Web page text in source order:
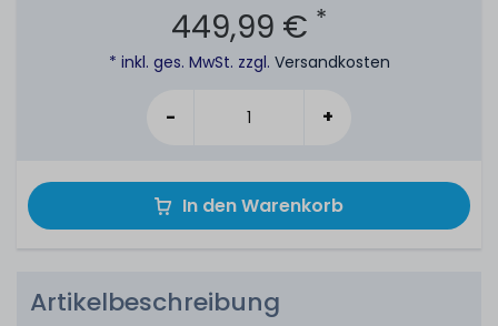
449,99 € *
* inkl. ges. MwSt. zzgl. Versandkosten
- +
In den Warenkorb
Artikelbeschreibung